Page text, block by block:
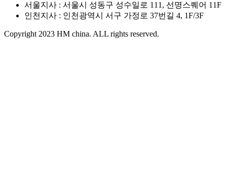
서울지사 : 서울시 성동구 성수일로 111, 선명스퀘어 11F
인천지사 : 인천광역시 서구 가정로 37번길 4, 1F/3F
Copyright 2023 HM china. ALL rights reserved.